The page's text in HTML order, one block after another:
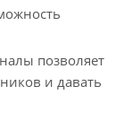
позволяет
и давать